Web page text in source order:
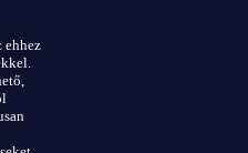
ehhez